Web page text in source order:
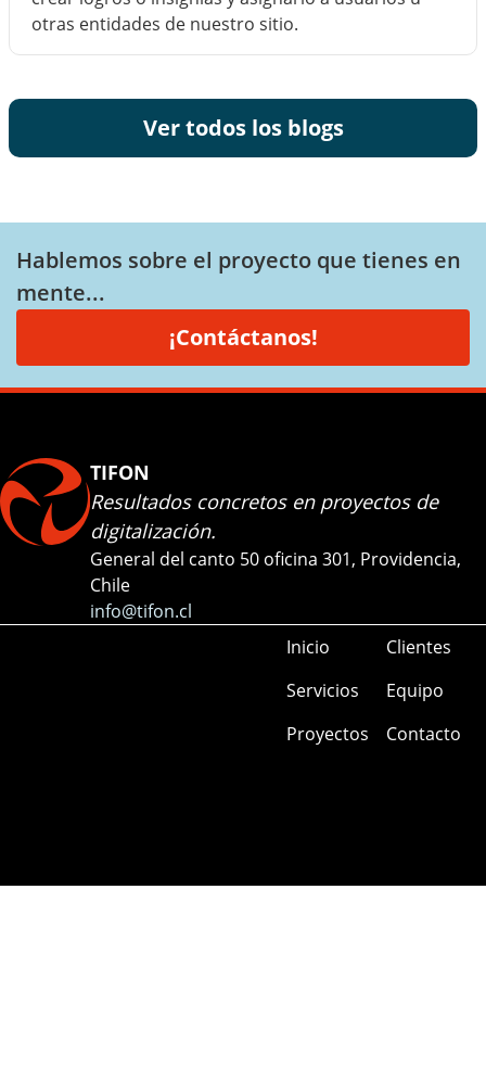
otras entidades de nuestro sitio.
Ver todos los blogs
Hablemos sobre el proyecto que tienes en
mente...
¡Contáctanos!
TIFON
Resultados concretos en proyectos de
digitalización.
General del canto 50 oficina 301, Providencia,
Chile
info@tifon.cl
Inicio
Servicios
Proyectos
Clientes
Equipo
Contacto